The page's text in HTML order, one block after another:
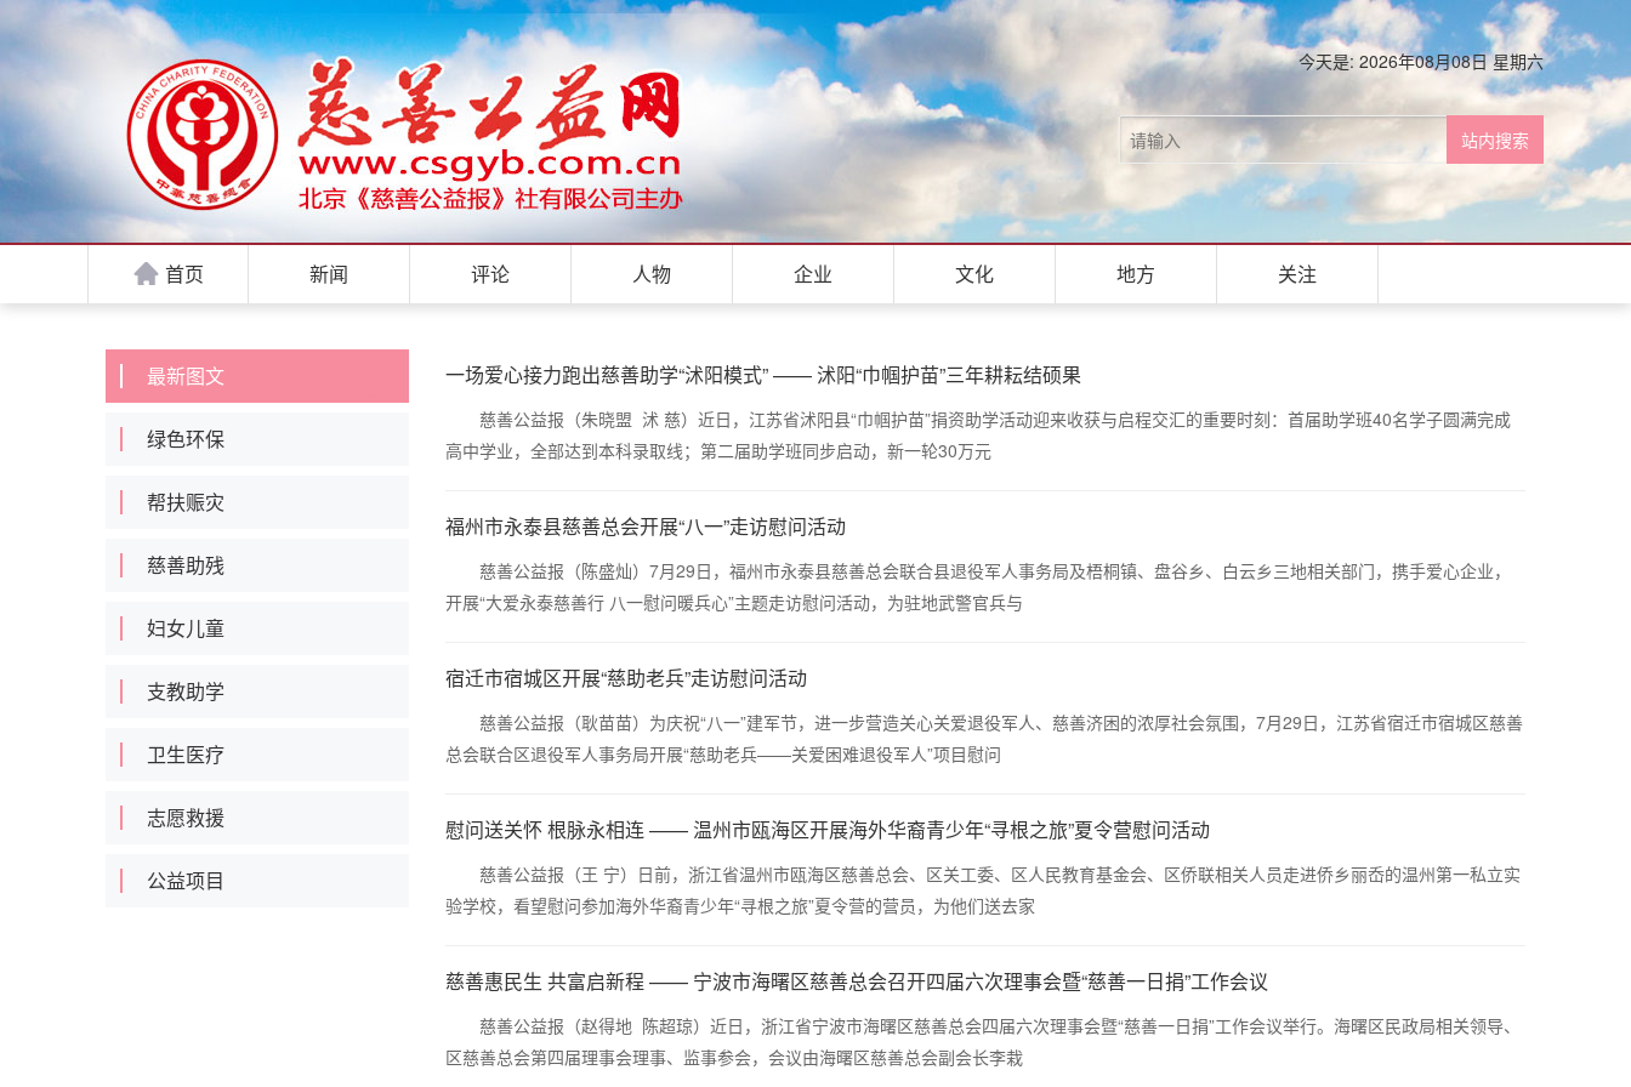
今天是: 2026年08月08日 星期六
首页 新闻 评论 人物 企业 文化 地方 关注
最新图文
绿色环保
帮扶赈灾
慈善助残
妇女儿童
支教助学
卫生医疗
志愿救援
公益项目
一场爱心接力跑出慈善助学“沭阳模式” —— 沭阳“巾帼护苗”三年耕耘结硕果
慈善公益报（朱晓盟 沭 慈）近日，江苏省沭阳县“巾帼护苗”捐资助学活动迎来收获与启程交汇的重要时刻：首届助学班40名学子圆满完成
高中学业，全部达到本科录取线；第二届助学班同步启动，新一轮30万元
福州市永泰县慈善总会开展“八一”走访慰问活动
慈善公益报（陈盛灿）7月29日，福州市永泰县慈善总会联合县退役军人事务局及梧桐镇、盘谷乡、白云乡三地相关部门，携手爱心企业，
开展“大爱永泰慈善行 八一慰问暖兵心”主题走访慰问活动，为驻地武警官兵与
宿迁市宿城区开展“慈助老兵”走访慰问活动
慈善公益报（耿苗苗）为庆祝“八一”建军节，进一步营造关心关爱退役军人、慈善济困的浓厚社会氛围，7月29日，江苏省宿迁市宿城区慈善
总会联合区退役军人事务局开展“慈助老兵——关爱困难退役军人”项目慰问
慰问送关怀 根脉永相连 —— 温州市瓯海区开展海外华裔青少年“寻根之旅”夏令营慰问活动
慈善公益报（王 宁）日前，浙江省温州市瓯海区慈善总会、区关工委、区人民教育基金会、区侨联相关人员走进侨乡丽岙的温州第一私立实
验学校，看望慰问参加海外华裔青少年“寻根之旅”夏令营的营员，为他们送去家
慈善惠民生 共富启新程 —— 宁波市海曙区慈善总会召开四届六次理事会暨“慈善一日捐”工作会议
慈善公益报（赵得地 陈超琼）近日，浙江省宁波市海曙区慈善总会四届六次理事会暨“慈善一日捐”工作会议举行。海曙区民政局相关领导、
区慈善总会第四届理事会理事、监事参会，会议由海曙区慈善总会副会长李栽